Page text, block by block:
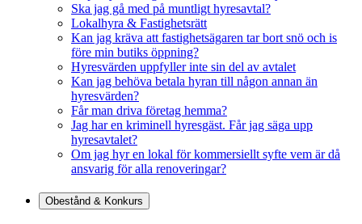
Ska jag gå med på muntligt hyresavtal?
Lokalhyra & Fastighetsrätt
Kan jag kräva att fastighetsägaren tar bort snö och is
före min butiks öppning?
Hyresvärden uppfyller inte sin del av avtalet
Kan jag behöva betala hyran till någon annan än
hyresvärden?
Får man driva företag hemma?
Jag har en kriminell hyresgäst. Får jag säga upp
hyresavtalet?
Om jag hyr en lokal för kommersiellt syfte vem är då
ansvarig för alla renoveringar?
Obestånd & Konkurs